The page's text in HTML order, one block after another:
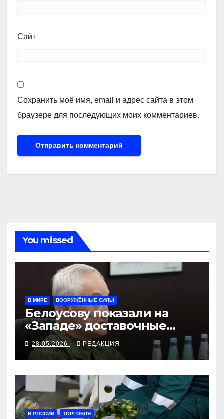
Сайт
Сохранить моё имя, email и адрес сайта в этом
браузере для последующих моих комментариев.
You missed
В МИРЕ ВООРУЖЁННЫЕ СИЛЫ
Белоусову показали на
«Западе» доставочные
дроны
28.05.2026 РЕДАКЦИЯ
В РОССИИ ТОРГОВЛЯ